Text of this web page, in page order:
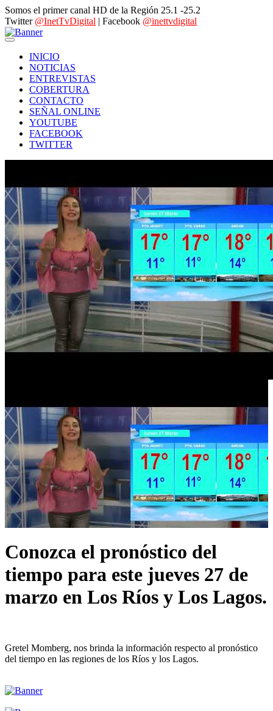
Somos el primer canal HD de la Región 25.1 -25.2
Twitter @InetTvDigital | Facebook @inettvdigital
INICIO
NOTICIAS
ENTREVISTAS
COBERTURA
CONTACTO
SEÑAL ONLINE
YOUTUBE
FACEBOOK
TWITTER
Conozca el pronóstico del
tiempo para este jueves 27 de
marzo en Los Ríos y Los Lagos.
Gretel Momberg, nos brinda la información respecto al pronóstico
del tiempo en las regiones de los Ríos y los Lagos.